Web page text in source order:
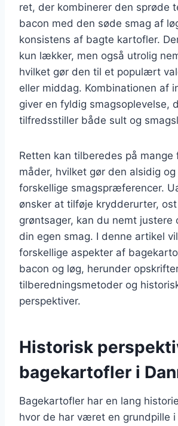
ret, der kombinerer den sprøde
bacon med den søde smag af
konsistens af bagte kartofler.
kun lækker, men også utrolig
hvilket gør den til et populært
eller middag. Kombinationen af
giver en fyldig smagsoplevelse,
tilfredsstiller både sult og
Retten kan tilberedes på mange
måder, hvilket gør den alsidig
forskellige smagspræferencer.
ønsker at tilføje krydderurter,
grøntsager, kan du nemt justere
din egen smag. I denne artikel
forskellige aspekter af
bacon og løg, herunder
tilberedningsmetoder og
perspektiver.
Historisk
bagekartofler i
Bagekartofler har en lang
hvor de har været en grundpille i